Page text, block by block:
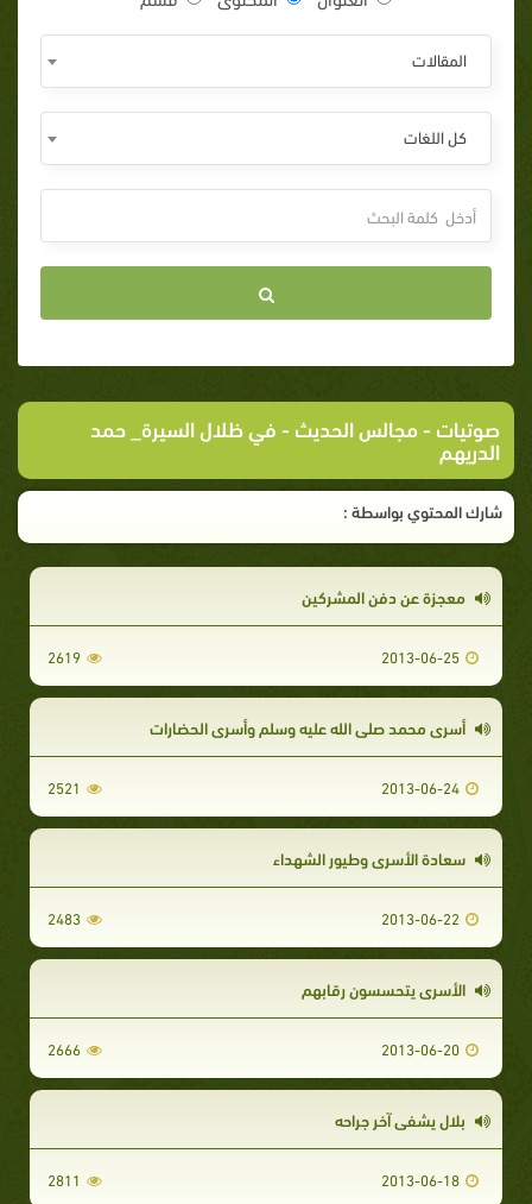
المقالات
كل اللغات
صوتيات -مجالس الحديث - في ظلال السيرة_ حمد
الدريهم
شارك المحتوي بواسطة :
معجزة عن دفن المشركين
2013-06-25
2619
أسرى محمد صلى الله عليه وسلم وأسرى الحضارات
2013-06-24
2521
سعادة الأسرى وطيور الشهداء
2013-06-22
2483
الأسرى يتحسسون رقابهم
2013-06-20
2666
بلال يشفي آخر جراحه
2013-06-18
2811